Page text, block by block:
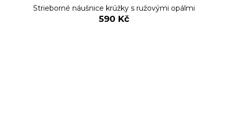
Strieborné náušnice krúžky s ružovými opálmi
590 Kč